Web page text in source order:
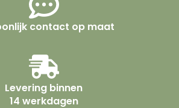
contact op maat
Levering binnen
14 werkdagen